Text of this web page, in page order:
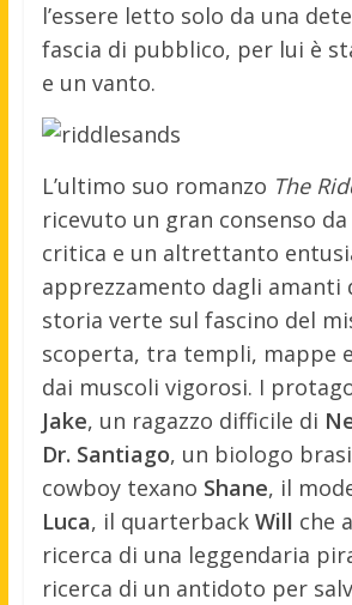
l’essere letto solo da una
fascia di pubblico, per lui è
e un vanto.
L’ultimo suo romanzo The
ricevuto un gran consenso
critica e un altrettanto
apprezzamento dagli amanti
storia verte sul fascino del
scoperta, tra templi, mappe
dai muscoli vigorosi. I
Jake, un ragazzo difficile di
Dr. Santiago, un biologo
cowboy texano Shane, il
Luca, il quarterback Will che
ricerca di una leggendaria
ricerca di un antidoto per